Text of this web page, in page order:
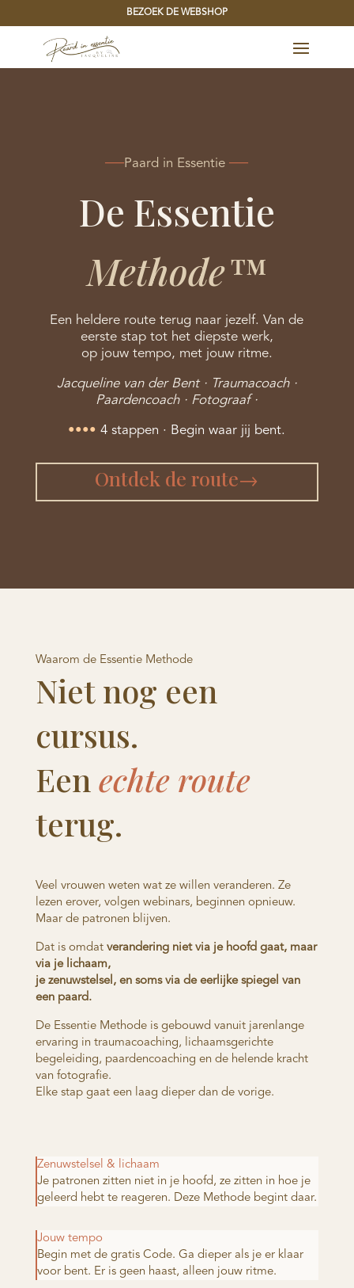
BEZOEK DE WEBSHOP
──Paard in Essentie ──
De Essentie
Methode™
Een heldere route terug naar jezelf. Van de
eerste stap tot het diepste werk,
op jouw tempo, met jouw ritme.
Jacqueline van der Bent · Traumacoach ·
Paardencoach · Fotograaf ·
•••• 4 stappen · Begin waar jij bent.
Ontdek de route→
Waarom de Essentie Methode
Niet nog een
cursus.
Een echte route
terug.
Veel vrouwen weten wat ze willen veranderen. Ze
lezen erover, volgen webinars, beginnen opnieuw.
Maar de patronen blijven.
Dat is omdat verandering niet via je hoofd gaat, maar
via je lichaam,
je zenuwstelsel, en soms via de eerlijke spiegel van
een paard.
De Essentie Methode is gebouwd vanuit jarenlange
ervaring in traumacoaching, lichaamsgerichte
begeleiding, paardencoaching en de helende kracht
van fotografie.
Elke stap gaat een laag dieper dan de vorige.
Zenuwstelsel & lichaam
Je patronen zitten niet in je hoofd, ze zitten in hoe je
geleerd hebt te reageren. Deze Methode begint daar.
Jouw tempo
Begin met de gratis Code. Ga dieper als je er klaar
voor bent. Er is geen haast, alleen jouw ritme.